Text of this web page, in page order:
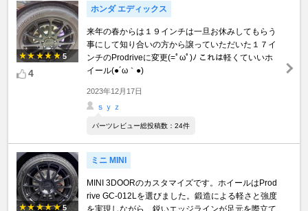
5
4
ホンダ エディックス
来年の春からは１９インチは一旦お休みしてもらう
事にして知り合いの方から譲っていただいた１７イ
ンチのProdriveに変更(=ﾟωﾟ)ﾉ これは軽くていいホ
イール(●´ω｀●)
2023年12月17日
ｓｙｚ
パーツレビュー総投稿数：24件
5
ミニ MINI
MINI 3DOORのカスタマイズです。ホイールはProd
rive GC-012Lを選びました。鍛造による軽さと強度
を実現しながら、鋭いエッジラインが足元を際立て